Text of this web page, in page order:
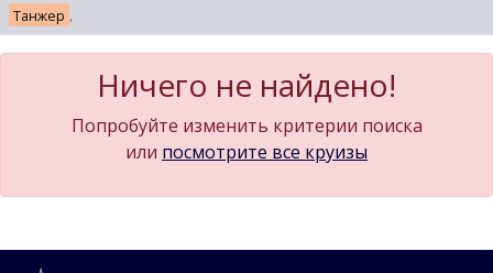
Танжер ,
Ничего не найдено!
Попробуйте изменить критерии поиска
или посмотрите все круизы